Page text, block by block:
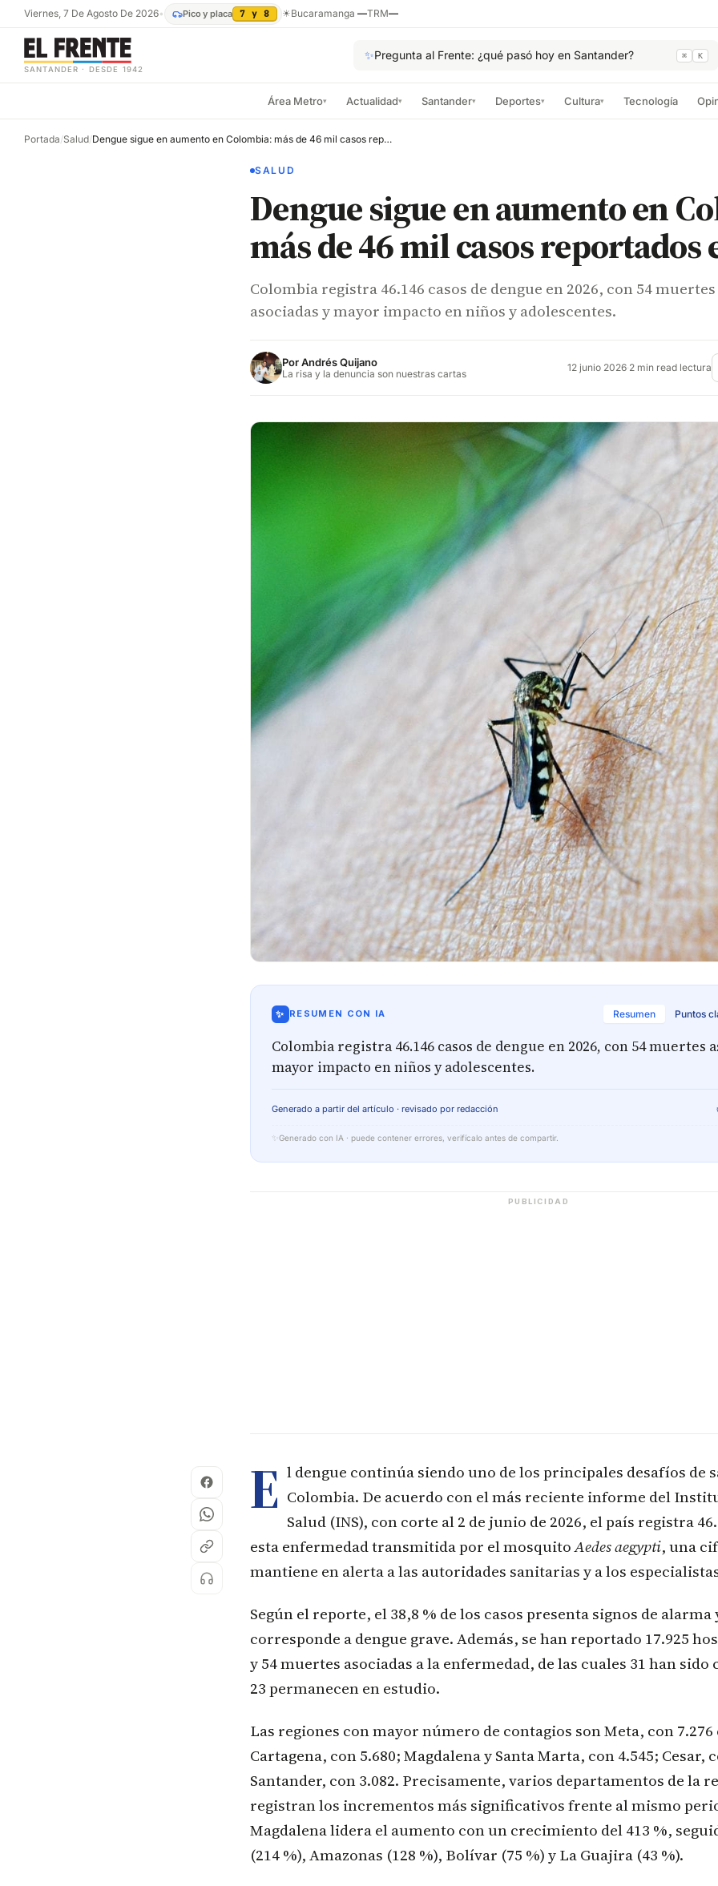
Viernes, 7 De Agosto De 2026• Pico y placa 7 y 8 ☀Bucaramanga —TRM—
SANTANDER · DESDE 1942
✨Pregunta al Frente: ¿qué pasó hoy en Santander? ⌘ K
Área Metro▾ Actualidad▾ Santander▾ Deportes▾ Cultura▾ Tecnología
Portada/Salud/ Dengue sigue en aumento en Colombia: más de 46 mil casos reportados en 2026
SALUD
Dengue sigue en aumento en
más de 46 mil casos reportados
Colombia registra 46.146 casos de dengue en 2026, con 54 muertes
asociadas y mayor impacto en niños y adolescentes.
PorAndrés Quijano
La risa y la denuncia son nuestras cartas 12 junio 2026·2 min read lectura
✨ RESUMEN CON IA Resumen Puntos
Colombia registra 46.146 casos de dengue en 2026, con 54 muertes
mayor impacto en niños y adolescentes.
Generado a partir del artículo · revisado por redacción
✨ Generado con IA · puede contener errores, verifícalo antes de compartir.
PUBLICIDAD
E l dengue continúa siendo uno de los principales desafíos de
Colombia. De acuerdo con el más reciente informe del
Salud (INS), con corte al 2 de junio de 2026, el país registra
esta enfermedad transmitida por el mosquitoAedes aegypti, una
mantiene en alerta a las autoridades sanitarias y a los
Según el reporte, el 38,8 % de los casos presenta signos de alarma
corresponde a dengue grave. Además, se han reportado 17.925
y 54 muertes asociadas a la enfermedad, de las cuales 31 han
23 permanecen en estudio.
Las regiones con mayor número de contagios son Meta, con
Cartagena, con 5.680; Magdalena y Santa Marta, con 4.545; Cesar,
Santander, con 3.082. Precisamente, varios departamentos de la
registran los incrementos más significativos frente al mismo
Magdalena lidera el aumento con un crecimiento del 413 %,
(214 %), Amazonas (128 %), Bolívar (75 %) y La Guajira (43 %).